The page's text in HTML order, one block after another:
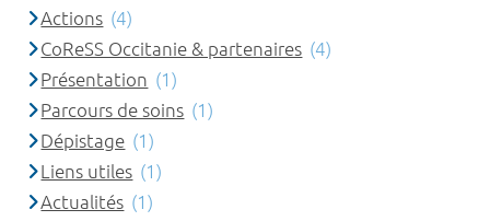
Actions (4)
CoReSS Occitanie & partenaires (4)
Présentation (1)
Parcours de soins (1)
Dépistage (1)
Liens utiles (1)
Actualités (1)